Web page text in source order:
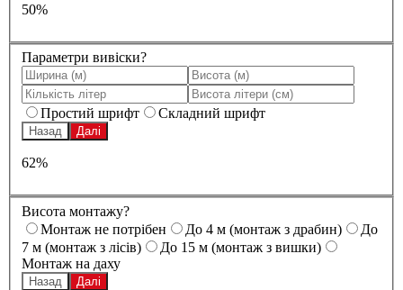
50%
Параметри вивіски?
Простий шрифт Складний шрифт
Назад Далі
62%
Висота монтажу?
Монтаж не потрібен
До 4 м (монтаж з драбин)
До
7 м (монтаж з лісів)
До 15 м (монтаж з вишки)
Монтаж на даху
Назад Далі